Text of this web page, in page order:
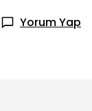
Yorum Yap